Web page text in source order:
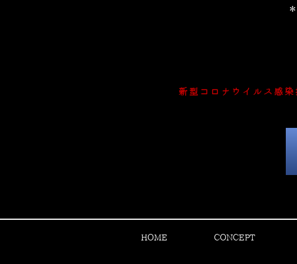
新型コロナウイルス感
HOME CONCEPT